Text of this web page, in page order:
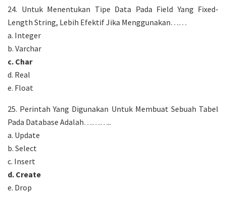
24. Untuk Menentukan Tipe Data Pada Field Yang Fixed-
Length String, Lebih Efektif Jika Menggunakan……
a. Integer
b. Varchar
c. Char
d. Real
e. Float
25. Perintah Yang Digunakan Untuk Membuat Sebuah Tabel
Pada Database Adalah………..
a. Update
b. Select
c. Insert
d. Create
e. Drop